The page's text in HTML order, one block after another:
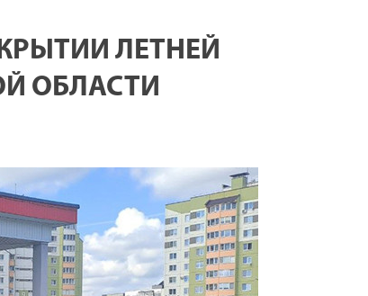
ЛЕТНЕЙ
ОБЛАСТИ